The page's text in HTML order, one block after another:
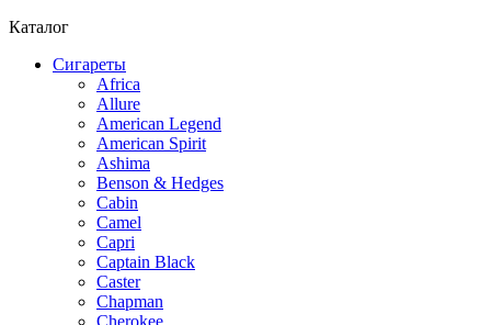
Каталог
Сигареты
Africa
Allure
American Legend
American Spirit
Ashima
Benson & Hedges
Cabin
Camel
Capri
Captain Black
Caster
Chapman
Cherokee